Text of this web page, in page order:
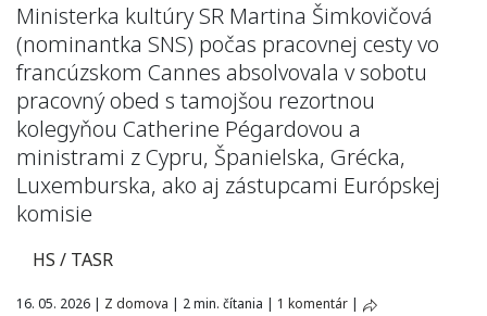
Ministerka kultúry SR Martina Šimkovičová
(nominantka SNS) počas pracovnej cesty vo
francúzskom Cannes absolvovala v sobotu
pracovný obed s tamojšou rezortnou
kolegyňou Catherine Pégardovou a
ministrami z Cypru, Španielska, Grécka,
Luxemburska, ako aj zástupcami Európskej
komisie
HS / TASR
16. 05. 2026 | Z domova | 2 min. čítania | 1 komentár |